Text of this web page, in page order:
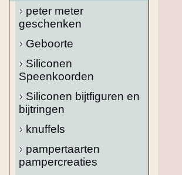
peter meter
geschenken
Geboorte
Siliconen
Speenkoorden
Siliconen bijtfiguren en
bijtringen
knuffels
pampertaarten
pampercreaties